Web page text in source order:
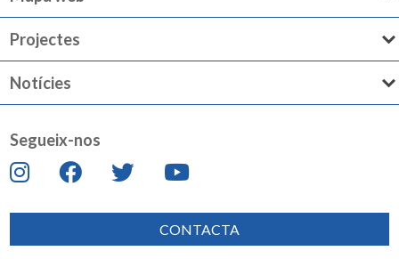
Projectes
Notícies
Segueix-nos
CONTACTA